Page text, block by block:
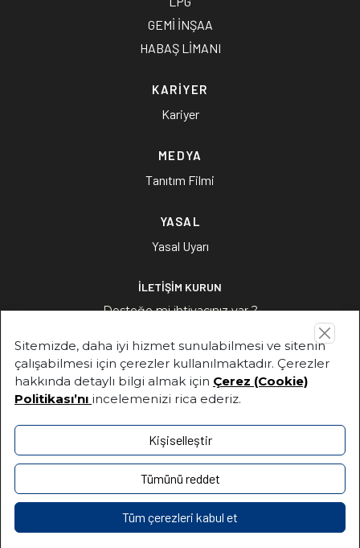
Sitemizde, daha iyi hizmet sunulabilmesi ve sitenin
çalışabilmesi için çerezler kullanılmaktadır. Çerezler
hakkında detaylı bilgi almak için Çerez (Cookie)
Politikası’nı incelemenizi rica ederiz.
Kişiselleştir
Tümünü reddet
Tüm çerezleri kabul et
GEMİ İNŞAA
HABAŞ LİMANI
KARİYER
Kariyer
MEDYA
Tanıtım Filmi
YASAL
Yasal Uyarı
İLETİŞİM KURUN
Desteğe mi ihtiyacınız var ?
İLETİŞİM KURUN
Fuat Paşa Sokak, No:1, 34880 Soğanlık / Kartal –İstanbul
+90 216-453 64 00
+90 216-453 64 00
Bilgi Toplumu Hizmetleri
Kişisel Verilerin Korunması
Bilgi Güvenliği Politikası
Ziyaretçi Aydınlatma Metni
Açık Rıza